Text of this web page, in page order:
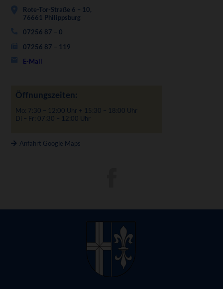
Rote-Tor-Straße 6 – 10,
76661 Philippsburg
07256 87 – 0
07256 87 – 119
E-Mail
Öffnungszeiten:
Mo: 7:30 – 12:00 Uhr + 15:30 – 18:00 Uhr
Di – Fr: 07:30 – 12:00 Uhr
Anfahrt Google Maps